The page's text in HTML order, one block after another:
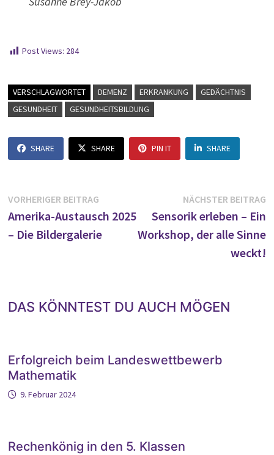
Post Views: 284
VERSCHLAGWORTET DEMENZ ERKRANKUNG
GEDÄCHTNIS
GESUNDHEIT
GESUNDHEITSBILDUNG
SHARE SHARE PIN IT SHARE
Beitragsnavigation
VORHERIGER BEITRAGVorheriger
Beitrag:
Amerika-Austausch 2025
– Die Bildergalerie
NÄCHSTER BEITRAG
Sensorik erleben – Ein
Workshop, der alle Sinne
weckt!
DAS KÖNNTEST DU AUCH MÖGEN
Erfolgreich beim Landeswettbewerb
Mathematik
9. Februar 2024
Rechenkönig in den 5. Klassen